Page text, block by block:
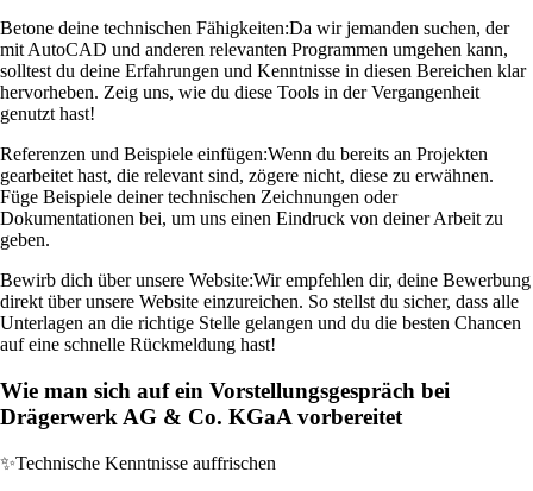
Betone deine technischen Fähigkeiten:Da wir jemanden suchen, der
mit AutoCAD und anderen relevanten Programmen umgehen kann,
solltest du deine Erfahrungen und Kenntnisse in diesen Bereichen klar
hervorheben. Zeig uns, wie du diese Tools in der Vergangenheit
genutzt hast!
Referenzen und Beispiele einfügen:Wenn du bereits an Projekten
gearbeitet hast, die relevant sind, zögere nicht, diese zu erwähnen.
Füge Beispiele deiner technischen Zeichnungen oder
Dokumentationen bei, um uns einen Eindruck von deiner Arbeit zu
geben.
Bewirb dich über unsere Website:Wir empfehlen dir, deine Bewerbung
direkt über unsere Website einzureichen. So stellst du sicher, dass alle
Unterlagen an die richtige Stelle gelangen und du die besten Chancen
auf eine schnelle Rückmeldung hast!
Wie man sich auf ein Vorstellungsgespräch bei
Drägerwerk AG & Co. KGaA vorbereitet
✨Technische Kenntnisse auffrischen